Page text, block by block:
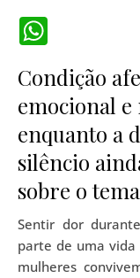
Condição
emocional
enquanto a
silêncio
sobre o tema
Sentir dor durante ou após a relação sexual não faz
parte de uma
mulheres